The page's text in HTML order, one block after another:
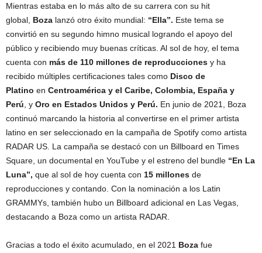
Mientras estaba en lo más alto de su carrera con su hit
global, Boza lanzó otro éxito mundial: “Ella”. Este tema se
convirtió en su segundo himno musical logrando el apoyo del
público y recibiendo muy buenas críticas. Al sol de hoy, el tema
cuenta con más de 110 millones de reproducciones y ha
recibido múltiples certificaciones tales como Disco de
Platino en Centroamérica y el Caribe, Colombia, España y
Perú , y Oro en Estados Unidos y Perú. En junio de 2021, Boza
continuó marcando la historia al convertirse en el primer artista
latino en ser seleccionado en la campaña de Spotify como artista
RADAR US. La campaña se destacó con un Billboard en Times
Square, un documental en YouTube y el estreno del bundle “En La
Luna”, que al sol de hoy cuenta con 15 millones de
reproducciones y contando. Con la nominación a los Latin
GRAMMYs, también hubo un Billboard adicional en Las Vegas,
destacando a Boza como un artista RADAR.
Gracias a todo el éxito acumulado, en el 2021 Boza fue